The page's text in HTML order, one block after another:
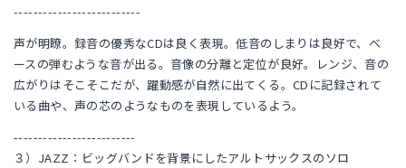
--------------------------
声が明瞭。録音の優秀なCDは良く表現。低音のしまりは良好で、ベ
ースの弾むような音が出る。音像の分離と定位が良好。レンジ、音の
広がりはそこそこだが、躍動感が自然に出てくる。CDに記録されて
いる曲や、声の芯のようなものを表現しているよう。
-------------------------
３）JAZZ：ビッグバンドを背景にしたアルトサックスのソロ